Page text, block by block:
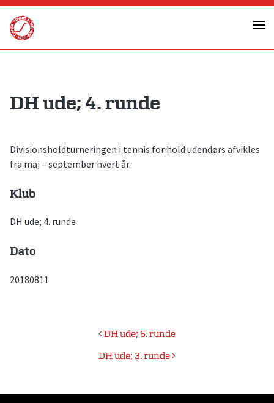
Skip
content
DH ude; 4. runde
Divisionsholdturneringen i tennis for hold udendørs afvikles
fra maj – september hvert år.
Klub
DH ude; 4. runde
Dato
20180811
IndlægsnavigationDH ude; 5. runde
DH ude; 3. runde